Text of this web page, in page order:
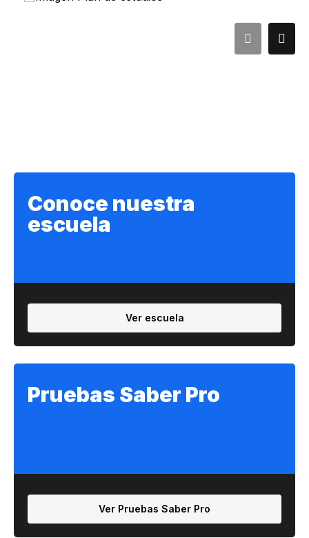
Conoce nuestra
escuela
Ver escuela
Pruebas Saber Pro
Ver Pruebas Saber Pro